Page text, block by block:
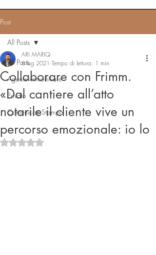
Post
All Posts
Agente immobiliare
Privato
Comunicati Stampa
All Posts
Collaborare con Frimm.
«Dal cantiere all’atto
notarile il cliente vive un
percorso emozionale: io lo
ARI MARIQ
8 lug 2021 Tempo di lettura: 1 min
Valutazione NaN stelle su 5.